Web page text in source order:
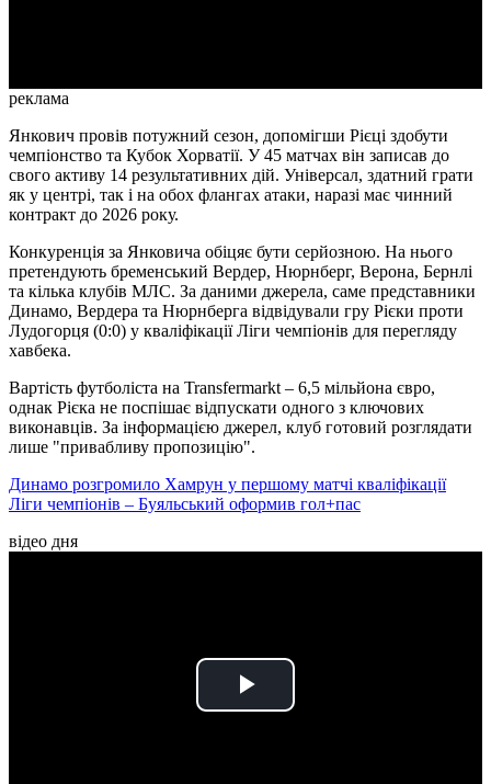
реклама
Янкович провів потужний сезон, допомігши Рієці здобути
чемпіонство та Кубок Хорватії. У 45 матчах він записав до
свого активу 14 результативних дій. Універсал, здатний грати
як у центрі, так і на обох флангах атаки, наразі має чинний
контракт до 2026 року.
Конкуренція за Янковича обіцяє бути серйозною. На нього
претендують бременський Вердер, Нюрнберг, Верона, Бернлі
та кілька клубів МЛС. За даними джерела, саме представники
Динамо, Вердера та Нюрнберга відвідували гру Рієки проти
Лудогорця (0:0) у кваліфікації Ліги чемпіонів для перегляду
хавбека.
Вартість футболіста на Transfermarkt – 6,5 мільйона євро,
однак Рієка не поспішає відпускати одного з ключових
виконавців. За інформацією джерел, клуб готовий розглядати
лише "привабливу пропозицію".
Динамо розгромило Хамрун у першому матчі кваліфікації
Ліги чемпіонів – Буяльський оформив гол+пас
відео дня
Play